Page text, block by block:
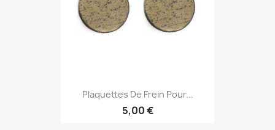
Plaquettes De Frein Pour...
5,00 €